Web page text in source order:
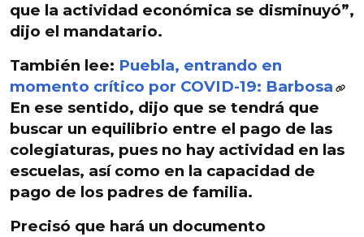
que la actividad económica se disminuyó”,
dijo el mandatario.
También lee: Puebla, entrando en
momento crítico por COVID-19: Barbosa
En ese sentido, dijo que se tendrá que
buscar un equilibrio entre el pago de las
colegiaturas, pues no hay actividad en las
escuelas, así como en la capacidad de
pago de los padres de familia.
Precisó que hará un documento